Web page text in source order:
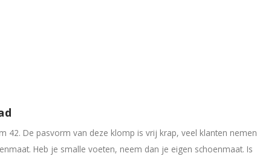
42. De pasvorm van deze klomp is vrij krap, veel klanten nemen
Heb je smalle voeten, neem dan je eigen schoenmaat. Is